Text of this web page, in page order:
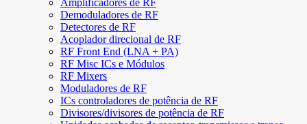
Amplificadores de RF
Demoduladores de RF
Detectores de RF
Acoplador direcional de RF
RF Front End (LNA + PA)
RF Misc ICs e Módulos
RF Mixers
Moduladores de RF
ICs controladores de potência de RF
Divisores/divisores de potência de RF